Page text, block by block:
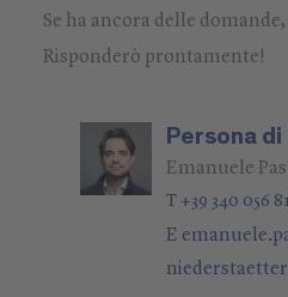
Persona
Emanuele
T +39 340 056
E
niederstaetter
Se ha ancora delle
Risponderò prontamente!